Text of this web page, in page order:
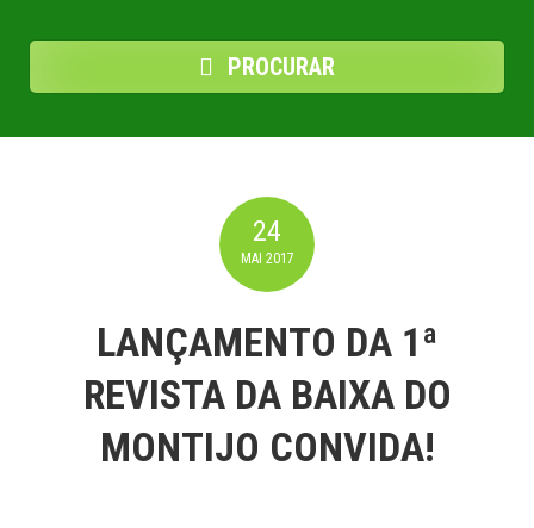
PROCURAR
24
MAI 2017
LANÇAMENTO DA 1ª
REVISTA DA BAIXA DO
MONTIJO CONVIDA!